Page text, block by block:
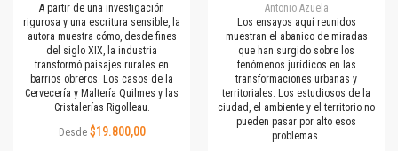
A partir de una investigación
rigurosa y una escritura sensible, la
autora muestra cómo, desde fines
del siglo XIX, la industria
transformó paisajes rurales en
barrios obreros. Los casos de la
Cervecería y Maltería Quilmes y las
Cristalerías Rigolleau.
Desde $19.800,00
Antonio Azuela
Los ensayos aquí reunidos
muestran el abanico de miradas
que han surgido sobre los
fenómenos jurídicos en las
transformaciones urbanas y
territoriales. Los estudiosos de la
ciudad, el ambiente y el territorio no
pueden pasar por alto esos
problemas.